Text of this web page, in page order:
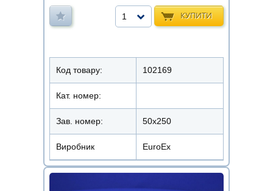
КУПИТИ
1
Код товару: 102169
Кат. номер:
Зав. номер: 50х250
Виробник EuroEx